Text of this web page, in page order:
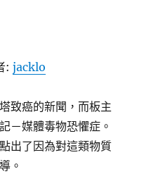
:jacklo
致癌的新聞，而板主
－媒體毒物恐懼症。
出了因為對這類物質
。